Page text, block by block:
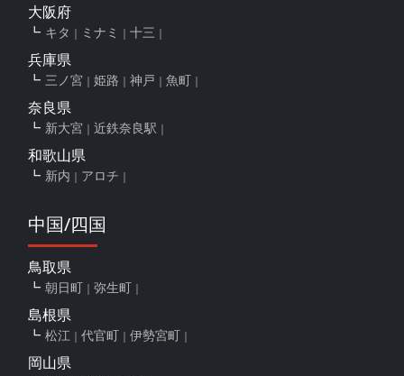
大阪府
キタ ミナミ 十三
兵庫県
三ノ宮 姫路 神戸 魚町
奈良県
新大宮 近鉄奈良駅
和歌山県
新内 アロチ
中国/四国
鳥取県
朝日町 弥生町
島根県
松江 代官町 伊勢宮町
岡山県